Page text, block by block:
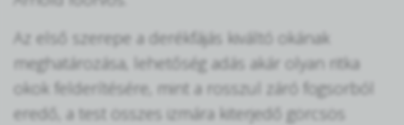
Az első szerepe a derékfájás kiváltó okának
meghatározása, lehetőség adás akár olyan ritka
okok felderítésére, mint a rosszul záró fogsorból
eredő, a test összes izmára kiterjedő görcsös